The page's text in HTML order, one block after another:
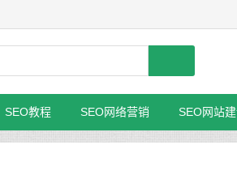
SEO教程 SEO网络营销 SEO网站